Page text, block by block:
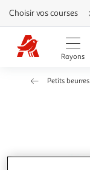
Aller
directement
au
contenu
Aller
directement
Aller
besoin
Choisir vos courses
Rayons
Petits beurres